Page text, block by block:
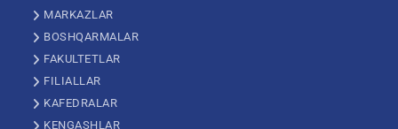
MARKAZLAR
BOSHQARMALAR
FAKULTETLAR
FILIALLAR
KAFEDRALAR
KENGASHLAR